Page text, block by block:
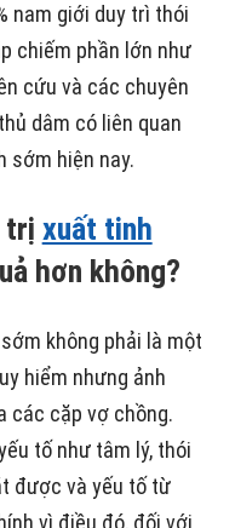
nam giới duy trì thói
chiếm phần lớn như
cứu và các chuyên
dâm có liên quan
sớm hiện nay.
trị xuất tinh
hơn không?
không phải là một
hiểm nhưng ảnh
các cặp vợ chồng.
tố như tâm lý, thói
được và yếu tố từ